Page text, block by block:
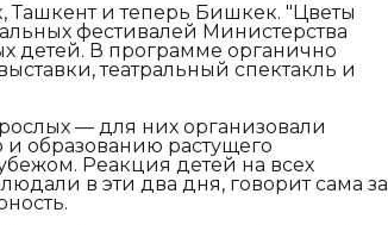
и теперь Бишкек. "Цветы
фестивалей Министерства
детей. В программе органично
театральный спектакль и
— для них организовали
образованию растущего
Реакция детей на всех
в эти два дня, говорит сама за